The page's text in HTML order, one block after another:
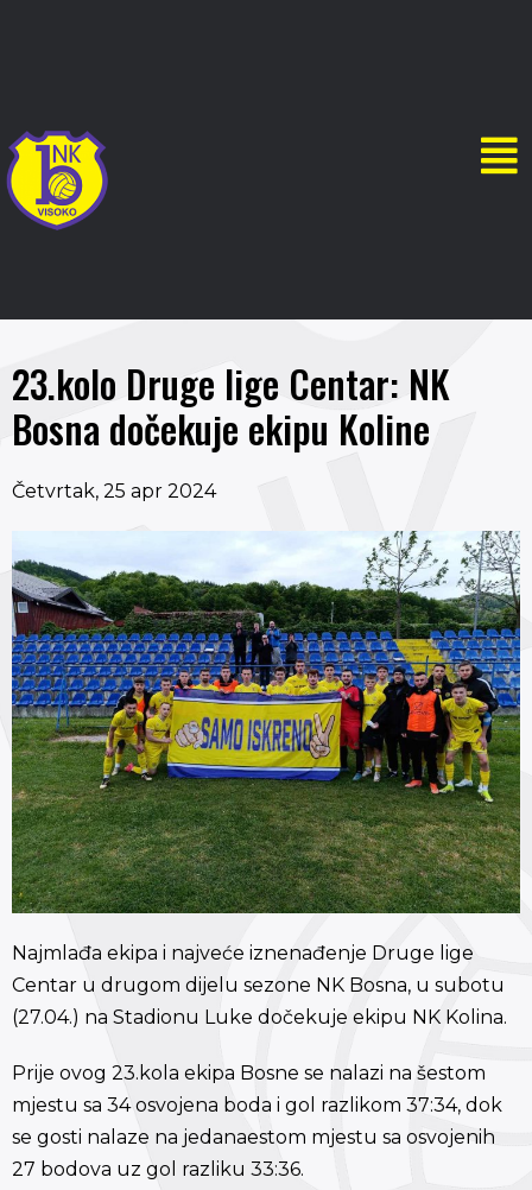
23.kolo Druge lige Centar: NK
Bosna dočekuje ekipu Koline
Četvrtak, 25 apr 2024
Najmlađa ekipa i najveće iznenađenje Druge lige
Centar u drugom dijelu sezone NK Bosna, u subotu
(27.04.) na Stadionu Luke dočekuje ekipu NK Kolina.
Prije ovog 23.kola ekipa Bosne se nalazi na šestom
mjestu sa 34 osvojena boda i gol razlikom 37:34, dok
se gosti nalaze na jedanaestom mjestu sa osvojenih
27 bodova uz gol razliku 33:36.